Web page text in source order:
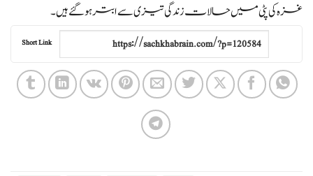
غزہ کی پٹی میں حالات زندگی تیزی سے ابتر ہو گئے ہیں۔
Short Link